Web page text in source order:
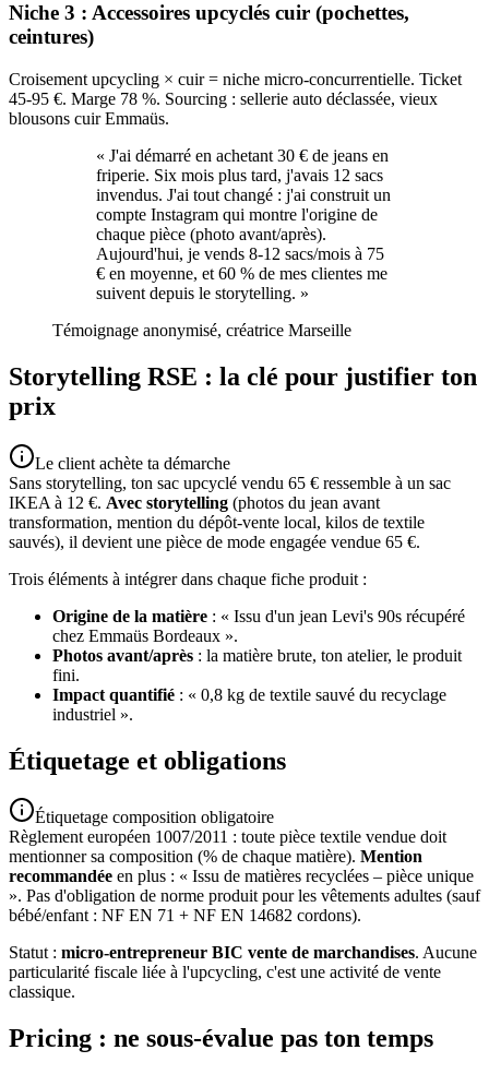
Niche 3 : Accessoires upcyclés cuir (pochettes,
ceintures)
Croisement upcycling × cuir = niche micro-concurrentielle. Ticket
45-95 €. Marge 78 %. Sourcing : sellerie auto déclassée, vieux
blousons cuir Emmaüs.
« J'ai démarré en achetant 30 € de jeans en
friperie. Six mois plus tard, j'avais 12 sacs
invendus. J'ai tout changé : j'ai construit un
compte Instagram qui montre l'origine de
chaque pièce (photo avant/après).
Aujourd'hui, je vends 8-12 sacs/mois à 75
€ en moyenne, et 60 % de mes clientes me
suivent depuis le storytelling. »
Témoignage anonymisé, créatrice Marseille
Storytelling RSE : la clé pour justifier ton
prix
Le client achète ta démarche
Sans storytelling, ton sac upcyclé vendu 65 € ressemble à un sac
IKEA à 12 €. Avec storytelling (photos du jean avant
transformation, mention du dépôt-vente local, kilos de textile
sauvés), il devient une pièce de mode engagée vendue 65 €.
Trois éléments à intégrer dans chaque fiche produit :
Origine de la matière : « Issu d'un jean Levi's 90s récupéré
chez Emmaüs Bordeaux ».
Photos avant/après : la matière brute, ton atelier, le produit
fini.
Impact quantifié : « 0,8 kg de textile sauvé du recyclage
industriel ».
Étiquetage et obligations
Étiquetage composition obligatoire
Règlement européen 1007/2011 : toute pièce textile vendue doit
mentionner sa composition (% de chaque matière). Mention
recommandée en plus : « Issu de matières recyclées – pièce unique
». Pas d'obligation de norme produit pour les vêtements adultes (sauf
bébé/enfant : NF EN 71 + NF EN 14682 cordons).
Statut : micro-entrepreneur BIC vente de marchandises. Aucune
particularité fiscale liée à l'upcycling, c'est une activité de vente
classique.
Pricing : ne sous-évalue pas ton temps